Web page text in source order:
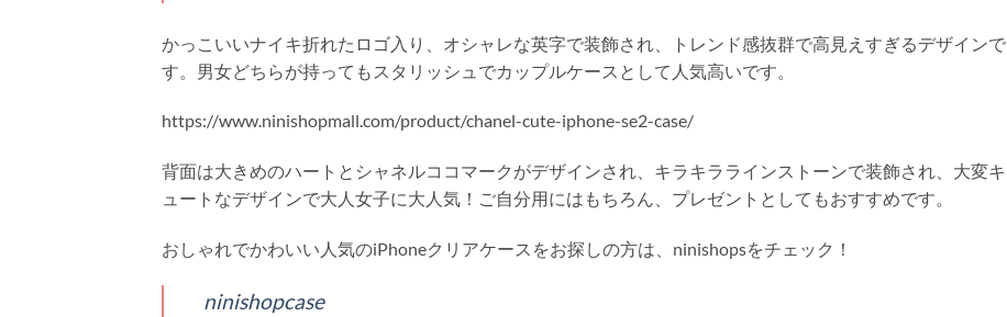
かっこいいナイキ折れたロゴ入り、オシャレな英字で装飾され、トレンド感抜群で高見えすぎるデザインで
す。男女どちらが持ってもスタリッシュでカップルケースとして人気高いです。
https://www.ninishopmall.com/product/chanel-cute-iphone-se2-case/
背面は大きめのハートとシャネルココマークがデザインされ、キラキララインストーンで装飾され、大変キ
ュートなデザインで大人女子に大人気！ご自分用にはもちろん、プレゼントとしてもおすすめです。
おしゃれでかわいい人気のiPhoneクリアケースをお探しの方は、ninishopsをチェック！
ninishopcase